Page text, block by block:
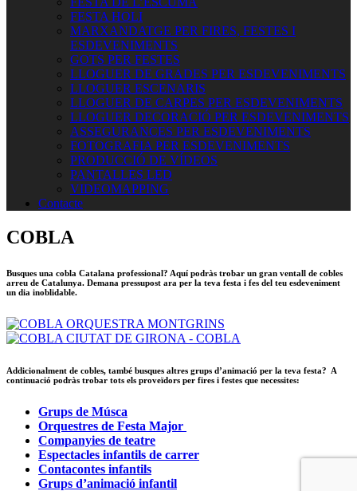
FESTA HOLI
MARXANDATGE PER FIRES, FESTES I
ESDEVENIMENTS
GOTS PER FESTES
LLOGUER DE GRADES PER ESDEVENIMENTS
LLOGUER ESCENARIS
LLOGUER DE CARPES PER ESDEVENIMENTS
LLOGUER DECORACIÓ PER ESDEVENIMENTS
ASSEGURANCES PER ESDEVENIMENTS
FOTOGRAFIA PER ESDEVENIMENTS
PRODUCCIÓ DE VÍDEOS
PANTALLES LED
VIDEOMAPPING
Contacte
COBLA
Busques una cobla Catalana professional? Aquí podràs trobar un gran ventall de cobles
arreu de Catalunya. Demana pressupost ara per la teva festa i fes del teu esdeveniment
un dia inoblidable.
Addicionalment de cobles, també busques altres grups d’animació per la teva festa? A
continuació podràs trobar tots els proveïdors per fires i festes que necessites:
Grups de Músca
Orquestres de Festa Major
Companyies de teatre
Espectacles infantils de carrer
Contacontes infantils
Grups d’animació infantil